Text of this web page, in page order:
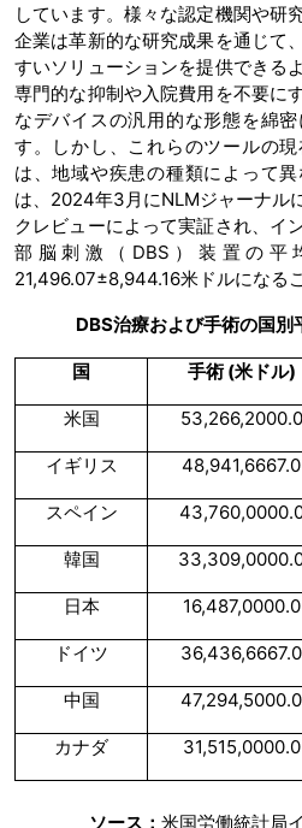
しています。様々な認定機関や研
企業は革新的な研究成果を通じて
すいソリューションを提供できる
専門的な抑制や入院費用を不要に
なデバイスの汎用的な形態を綿
す。しかし、これらのツールの
は、地域や疾患の種類によって
は、2024年3月にNLMジャーナル
クレビューによって実証され、イ
部脳刺激（DBS）装置の平
21,496.07±8,944.16米ドルになる
DBS治療および手術の国別
国 手術(米ドル)
米国 53,266,2000.0
イギリス 48,941,6667.0
スペイン
韓国
日本 16,487,0000.0
ドイツ 36,436,6667.0
中国 47,294,5000.0
カナダ 31,515,0000.0
ソース： 米国労働統計局